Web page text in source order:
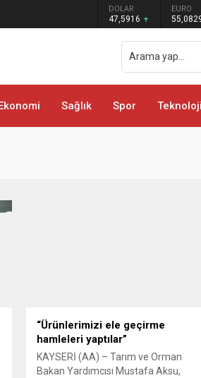
DOLAR
47,5916
EURO
Sağlık Spor Teknoloji
“Ürünlerimizi ele geçirme
hamleleri yaptılar”
KAYSERİ (AA) – Tarım ve Orman
Bakan Yardımcısı Mustafa Aksu,